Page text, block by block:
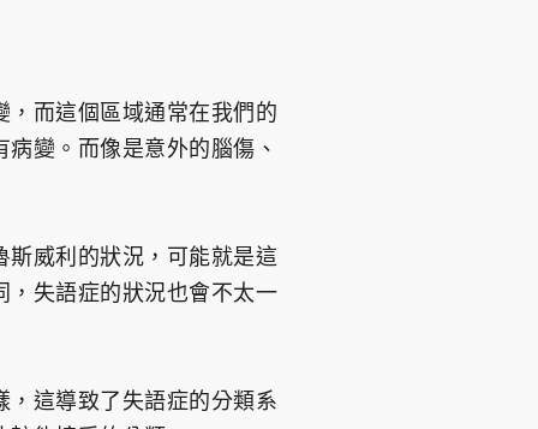
而這個區域通常在我們的
變。而像是意外的腦傷、
威利的狀況，可能就是這
，失語症的狀況也會不太一
這導致了失語症的分類系